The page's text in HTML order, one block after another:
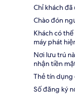
Chỉ khách
Chào đón
Khách có
máy phát
Nơi lưu trú
nhận tiền
Thẻ tín dụng
Số đăng ký